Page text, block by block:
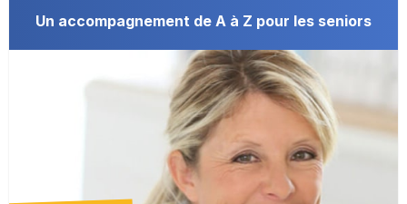
Un accompagnement de A à Z pour les seniors